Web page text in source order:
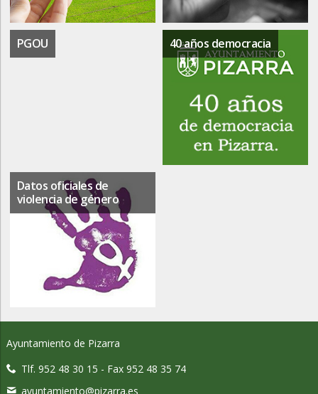
PGOU 40 años democracia
Datos oficiales de
violencia de género
Ayuntamiento de Pizarra
Tlf. 952 48 30 15 - Fax 952 48 35 74
ayuntamiento@pizarra.es